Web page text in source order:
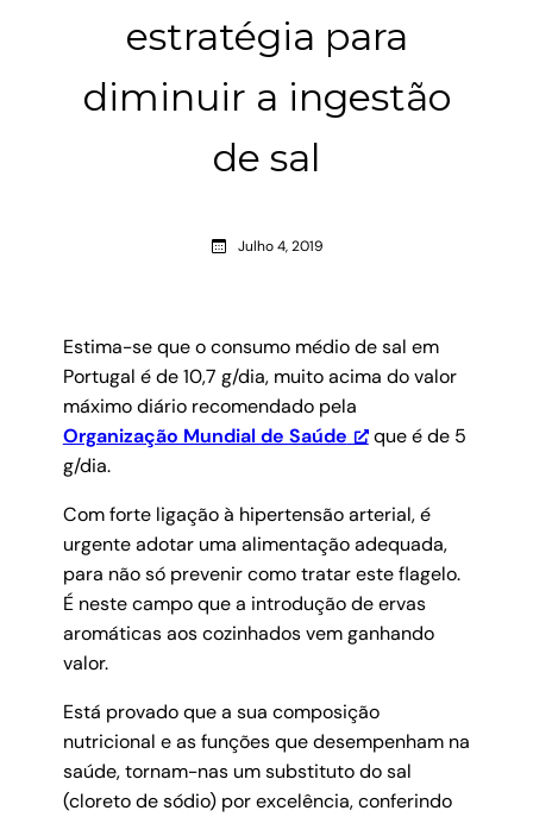
estratégia para
diminuir a ingestão
de sal
Julho 4, 2019
Estima-se que o consumo médio de sal em
Portugal é de 10,7 g/dia, muito acima do valor
máximo diário recomendado pela
Organização Mundial de Saúde
que é de 5
g/dia.
Com forte ligação à hipertensão arterial, é
urgente adotar uma alimentação adequada,
para não só prevenir como tratar este flagelo.
É neste campo que a introdução de ervas
aromáticas aos cozinhados vem ganhando
valor.
Está provado que a sua composição
nutricional e as funções que desempenham na
saúde, tornam-nas um substituto do sal
(cloreto de sódio) por excelência, conferindo